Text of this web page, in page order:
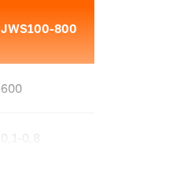
JWS100-800
600
0,1-0,8